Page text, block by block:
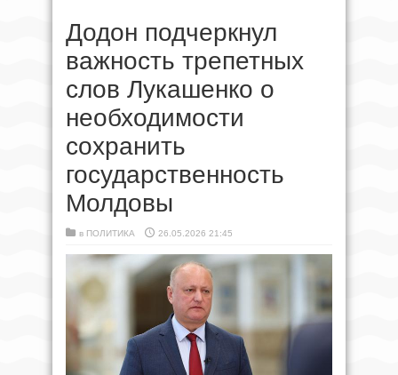
Додон подчеркнул
важность трепетных
слов Лукашенко о
необходимости
сохранить
государственность
Молдовы
в ПОЛИТИКА 26.05.2026 21:45